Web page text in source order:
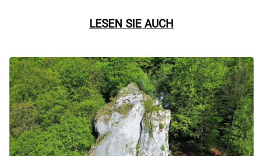
LESEN SIE AUCH